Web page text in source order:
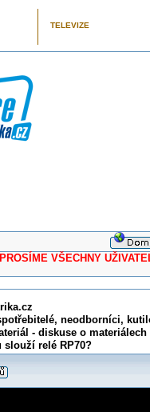
TELEVIZE
VŠECHNY UŽIVATELE,
neodborníci,
- diskuse o
slouží relé RP70?